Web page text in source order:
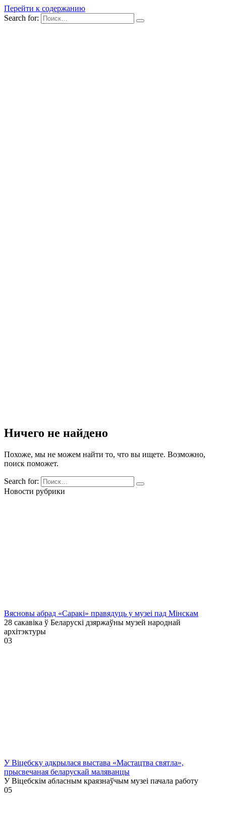
Перейти к содержанию
Search for:
Ничего не найдено
Похоже, мы не можем найти то, что вы ищете. Возможно,
поиск поможет.
Search for:
Новости рубрики
Вясновы абрад «Саракі» правядуць у музеі пад Мінскам
28 сакавіка ў Беларускі дзяржаўны музей народнай
архітэктуры
03
У Віцебску адкрылася выстава «Мастацтва святла»,
прысвечаная беларускай маляванцы
У Віцебскім абласным краязнаўчым музеі пачала работу
05